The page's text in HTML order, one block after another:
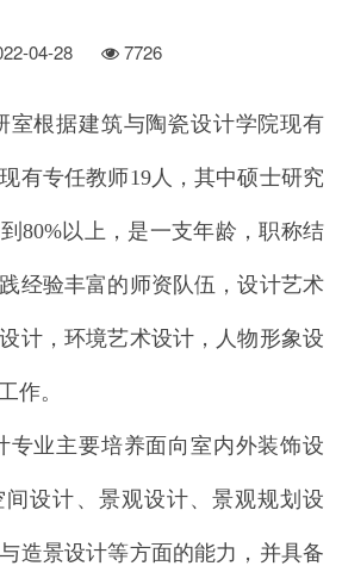
04-28 7726
室根据建筑与陶瓷设计学院现有
有专任教师19人，其中硕士研究
80%以上，是一支年龄，职称结
经验丰富的师资队伍，设计艺术
计，环境艺术设计，人物形象设
作。
专业主要培养面向室内外装饰设
设计、景观设计、景观规划设
造景设计等方面的能力，并具备